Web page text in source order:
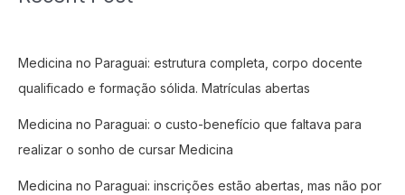
Medicina no Paraguai: estrutura completa, corpo docente
qualificado e formação sólida. Matrículas abertas
Medicina no Paraguai: o custo-benefício que faltava para
realizar o sonho de cursar Medicina
Medicina no Paraguai: inscrições estão abertas, mas não por